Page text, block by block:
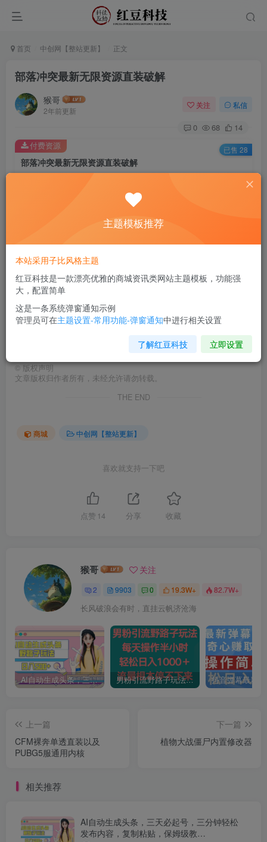
首页 中创网【整站更新】 正文
部落冲突最新无限资源直装破解
猴哥
2年前更新
关注 私信
0 68 14
部落冲突最新无限资源直装破解
此内容为付费资源，请付费后查看
9.9
免费
付费资源 已售 28
无限资源，无限圣水，宝石等.
©版权声明
文章版权归作者所有，未经允许请勿转载。
THE END
商城 中创网【整站更新】
喜欢就支持一下吧
点赞 14 分享 收藏
猴哥 关注
2 9903 0 19.3W+ 82.7W+
长风破浪会有时，直挂云帆济沧海
AI自动生成头条，三天必起号，三分钟轻松发布内容，复制粘贴，保姆级教… 男粉引流野路子玩法，每天操作半小时轻松日入1000＋，流量根本停不下来
上一篇
CFM裸奔单透直装以及
PUBG5服通用内核
下一篇
植物大战僵尸内置修改器
相关推荐
AI自动生成头条，三天必起号，三分钟轻松
发布内容，复制粘贴，保姆级教…
主题模板推荐
本站采用子比风格主题
红豆科技是一款漂亮优雅的商城资讯类网站主题模板，功能强
大，配置简单
这是一条系统弹窗通知示例
管理员可在主题设置-常用功能-弹窗通知中进行相关设置
了解红豆科技 立即设置